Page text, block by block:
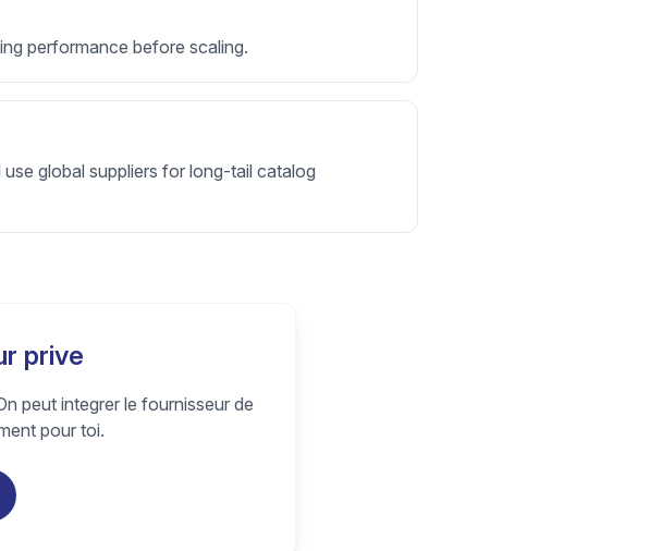
performance before scaling.
global suppliers for long-tail catalog
prive
peut integrer le fournisseur de
pour toi.